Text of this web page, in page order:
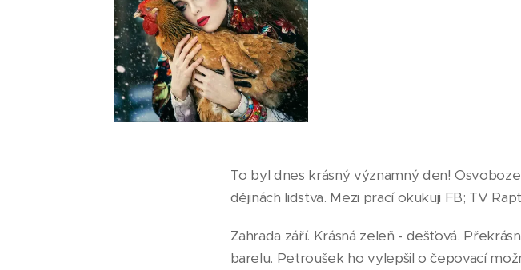
To byl dnes krásný významný den!
dějinách lidstva. Mezi prací okukuji FB; TV
Zahrada září. Krásná zeleň - dešťová.
barelu. Petroušek ho vylepšil o čepovací